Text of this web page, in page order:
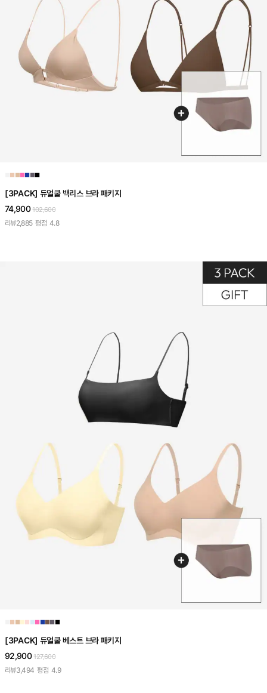
■■■■■■
[3PACK] 듀얼쿨 백리스 브라 패키지
74,900 102,600
리뷰2,885 평점 4.8
■■■■■■■■■■
[3PACK] 듀얼쿨 베스트 브라 패키지
92,900 127,600
리뷰3,494 평점 4.9